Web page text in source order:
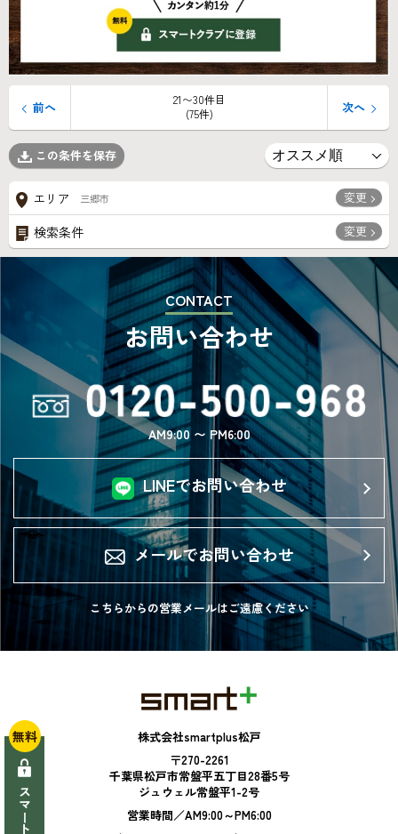
21〜30件目
(75件)
前へ 次へ
この条件を保存
エリア 三郷市 変更
検索条件 変更
CONTACT
お問い合わせ
AM9:00 〜 PM6:00
LINEでお問い合わせ
メールでお問い合わせ
こちらからの営業メールはご遠慮ください
株式会社smartplus松戸
〒270-2261
千葉県松戸市常盤平五丁目28番5号
ジュウェル常盤平1-2号
営業時間／AM9:00～PM6:00
無料